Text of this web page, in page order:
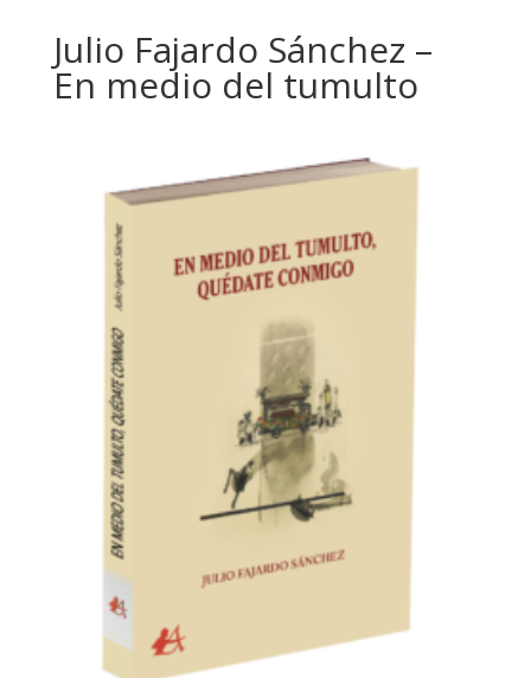
Julio Fajardo Sánchez –
En medio del tumulto